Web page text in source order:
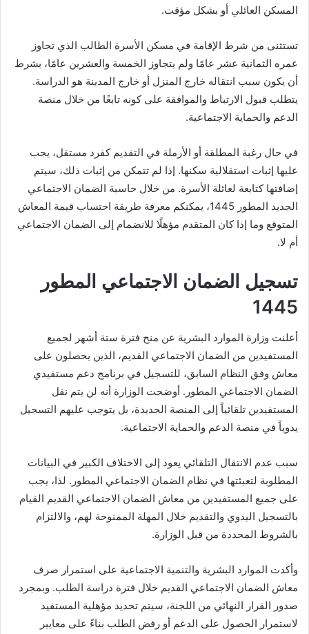
المسكن العائلي أو بشكل مؤقت.
تستثنى من شرط الإقامة في مسكن الأسرة الطالب الذي تجاوز
عمره الثمانية عشر عامًا ولم يتجاوز الخمسة والعشرين عامًا، بشرط
أن يكون سبب انتقاله خارج المنزل أو خارج المدينة هو الدراسة.
يتطلب قبول الارتباط والموافقة على كونه تابعًا من خلال منصة
الدعم والحماية الاجتماعية.
في حال رغبة المطلقة أو الأرملة في التقديم كفرد مستقل، يجب
عليها إثبات استقلالية سكنها. إذا لم تتمكن من إثبات ذلك، سيتم
إضافتها كتابعة لعائلة الأسرة. من خلال حاسبة الضمان الاجتماعي
الجديد المطور 1445، يمكنكم معرفة طريقة احتساب قيمة المعاش
المتوقع وما إذا كان المتقدم مؤهلًا للانضمام إلى الضمان الاجتماعي
أم لا.
تسجيل الضمان الاجتماعي المطور
1445
أعلنت وزارة الموارد البشرية عن منح فترة ستة أشهر لجميع
المستفيدين من الضمان الاجتماعي القديم، الذين يحصلون على
معاش وفق النظام السابق، للتسجيل في برنامج دعم مستفيدي
الضمان الاجتماعي المطور. أوضحت الوزارة أنه لن يتم نقل
المستفيدين تلقائياً إلى المنصة الجديدة، بل يتوجب عليهم التسجيل
يدوياً في منصة الدعم والحماية الاجتماعية.
سبب عدم الانتقال التلقائي يعود إلى الاختلاف الكبير في البيانات
المطلوبة لتعبئتها في نظام الضمان الاجتماعي المطور. لذا، يجب
على جميع المستفيدين من معاش الضمان الاجتماعي القديم القيام
بالتسجيل اليدوي والتقديم خلال المهلة الممنوحة لهم، والالتزام
بالشروط المحددة من قبل الوزارة.
وأكدت الموارد البشرية والتنمية الاجتماعية على استمرار صرف
معاش الضمان الاجتماعي القديم خلال فترة دراسة الطلب. وبمجرد
صدور القرار النهائي من اللجنة، سيتم تحديد مؤهلية المستفيد
لاستمرار الحصول على الدعم أو رفض الطلب بناءً على معايير